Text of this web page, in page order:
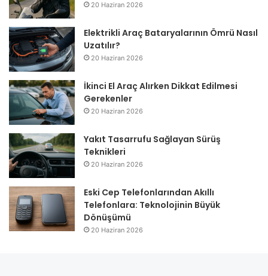
20 Haziran 2026
Elektrikli Araç Bataryalarının Ömrü Nasıl
Uzatılır?
20 Haziran 2026
İkinci El Araç Alırken Dikkat Edilmesi
Gerekenler
20 Haziran 2026
Yakıt Tasarrufu Sağlayan Sürüş
Teknikleri
20 Haziran 2026
Eski Cep Telefonlarından Akıllı
Telefonlara: Teknolojinin Büyük
Dönüşümü
20 Haziran 2026